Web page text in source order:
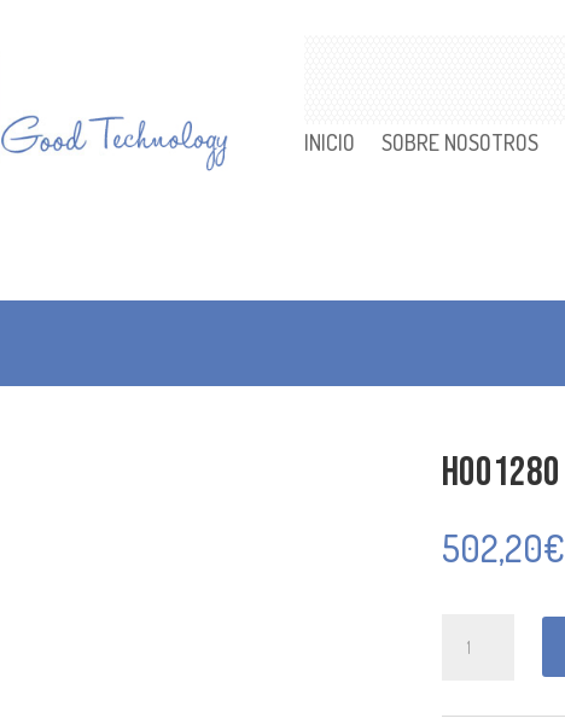
INICIO SOBRE NOSOTROS
H001280
502,20€